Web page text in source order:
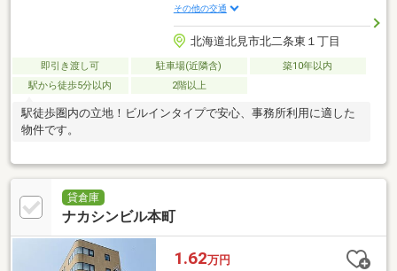
その他の交通
北海道北見市北二条東１丁目
即引き渡し可 駐車場(近隣含)
築10年以内
駅から徒歩5分以内
2階以上
駅徒歩圏内の立地！ビルインタイプで安心、事務所利用に適した
物件です。
貸倉庫
ナカシンビル本町
1.62万円